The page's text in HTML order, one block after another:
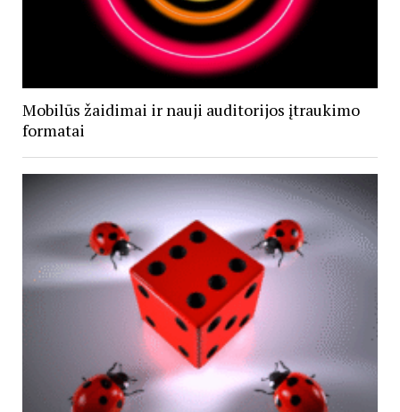
Mobilūs žaidimai ir nauji auditorijos įtraukimo
formatai